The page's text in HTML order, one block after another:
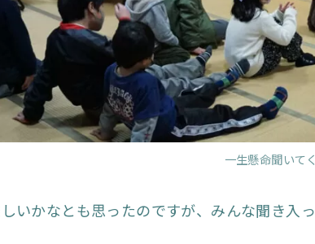
一生懸命聞いて
いかなとも思ったのですが、みんな聞き入っ